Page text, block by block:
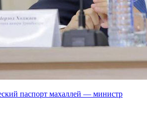
паспорт махаллей — министр